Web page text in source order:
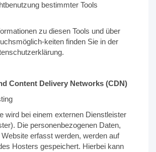
bestimmter Tools
zu diesen Tools und über
keiten finden Sie in der
Content Delivery Networks (CDN)
wird bei einem externen Dienstleister
Die personenbezogenen Daten,
erfasst werden, werden auf
Hosters gespeichert. Hierbei kann